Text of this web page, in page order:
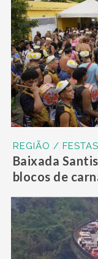
REGIÃO /
Baixada
blocos de